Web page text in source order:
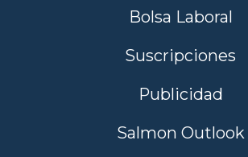
Bolsa Laboral
Suscripciones
Publicidad
Salmon Outlook